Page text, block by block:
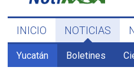
INICIO NOTICIAS
Yucatán Boletines